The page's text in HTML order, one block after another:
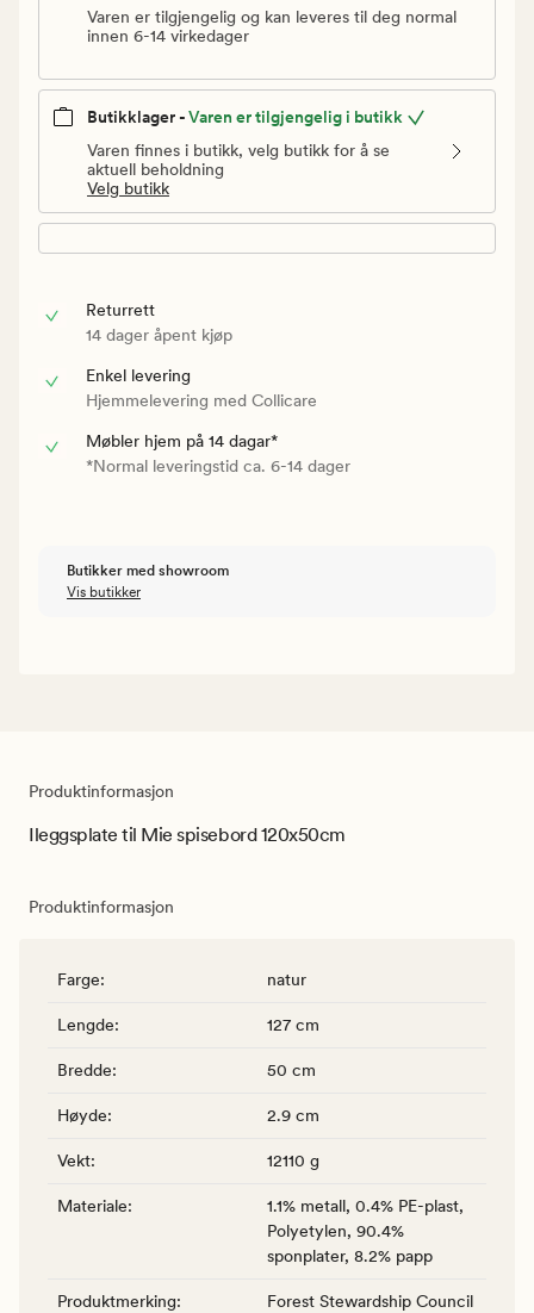
Varen er tilgjengelig og kan leveres til deg normal
innen 6-14 virkedager
Butikklager -Varen er tilgjengelig i butikk
Varen finnes i butikk, velg butikk for å se
aktuell beholdning
Velg butikk
Returrett
14 dager åpent kjøp
Enkel levering
Hjemmelevering med Collicare
Møbler hjem på 14 dagar*
*Normal leveringstid ca. 6-14 dager
Butikker med showroom
Vis butikker
Produktinformasjon
Ileggsplate til Mie spisebord 120x50cm
Produktinformasjon
Farge: natur
Lengde: 127 cm
Bredde: 50 cm
Høyde: 2.9 cm
Vekt: 12110 g
Materiale:
1.1% metall, 0.4% PE-plast,
Polyetylen, 90.4%
sponplater, 8.2% papp
Produktmerking: Forest Stewardship Council